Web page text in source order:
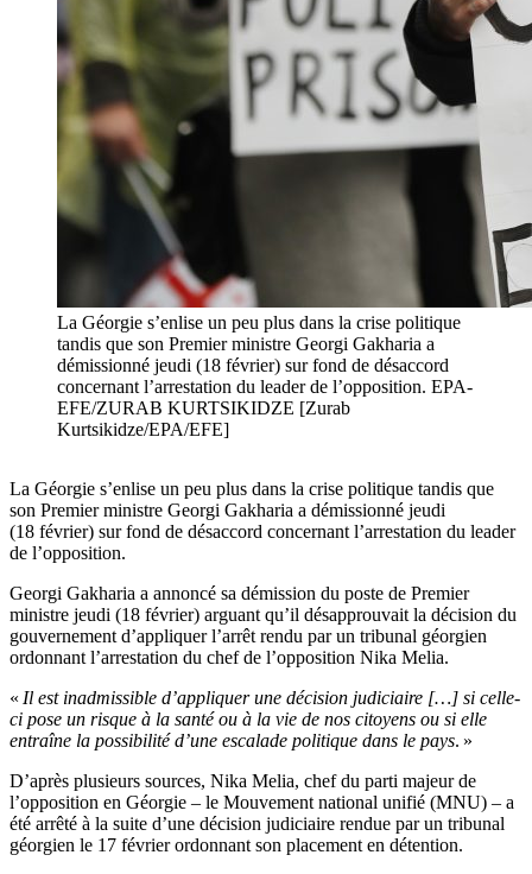
La Géorgie s’enlise un peu plus dans la crise politique
tandis que son Premier ministre Georgi Gakharia a
démissionné jeudi (18 février) sur fond de désaccord
concernant l’arrestation du leader de l’opposition. EPA-
EFE/ZURAB KURTSIKIDZE [Zurab
Kurtsikidze/EPA/EFE]
La Géorgie s’enlise un peu plus dans la crise politique tandis que
son Premier ministre Georgi Gakharia a démissionné jeudi
(18 février) sur fond de désaccord concernant l’arrestation du leader
de l’opposition.
Georgi Gakharia a annoncé sa démission du poste de Premier
ministre jeudi (18 février) arguant qu’il désapprouvait la décision du
gouvernement d’appliquer l’arrêt rendu par un tribunal géorgien
ordonnant l’arrestation du chef de l’opposition Nika Melia.
« Il est inadmissible d’appliquer une décision judiciaire […] si celle-
ci pose un risque à la santé ou à la vie de nos citoyens ou si elle
entraîne la possibilité d’une escalade politique dans le pays. »
D’après plusieurs sources, Nika Melia, chef du parti majeur de
l’opposition en Géorgie – le Mouvement national unifié (MNU) – a
été arrêté à la suite d’une décision judiciaire rendue par un tribunal
géorgien le 17 février ordonnant son placement en détention.